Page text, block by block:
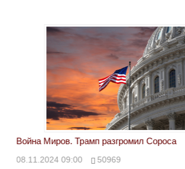
Война Миров. Трамп разгромил Сороса
08.11.2024 09:00 50969